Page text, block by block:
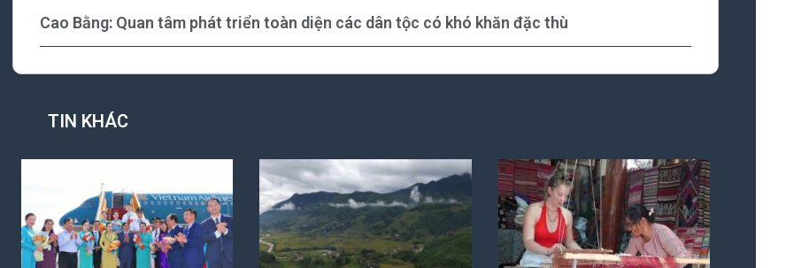
Cao Bằng: Quan tâm phát triển toàn diện các dân tộc có khó khăn đặc thù
TIN KHÁC